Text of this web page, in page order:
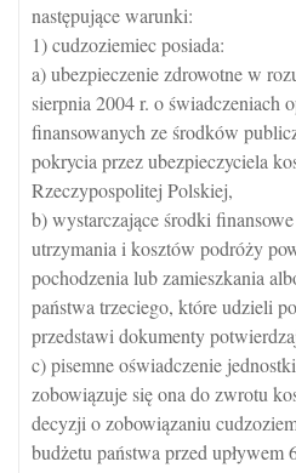
następujące warunki:
1) cudzoziemiec posiada:
a) ubezpieczenie zdrowotne w
sierpnia 2004 r. o świadczeniach
finansowanych ze środków
pokrycia przez ubezpieczyciela
Rzeczypospolitej Polskiej,
b) wystarczające środki
utrzymania i kosztów podróży
pochodzenia lub zamieszkania
państwa trzeciego, które udzieli
przedstawi dokumenty
c) pisemne oświadczenie
zobowiązuje się ona do zwrotu
decyzji o zobowiązaniu
budżetu państwa przed upływem